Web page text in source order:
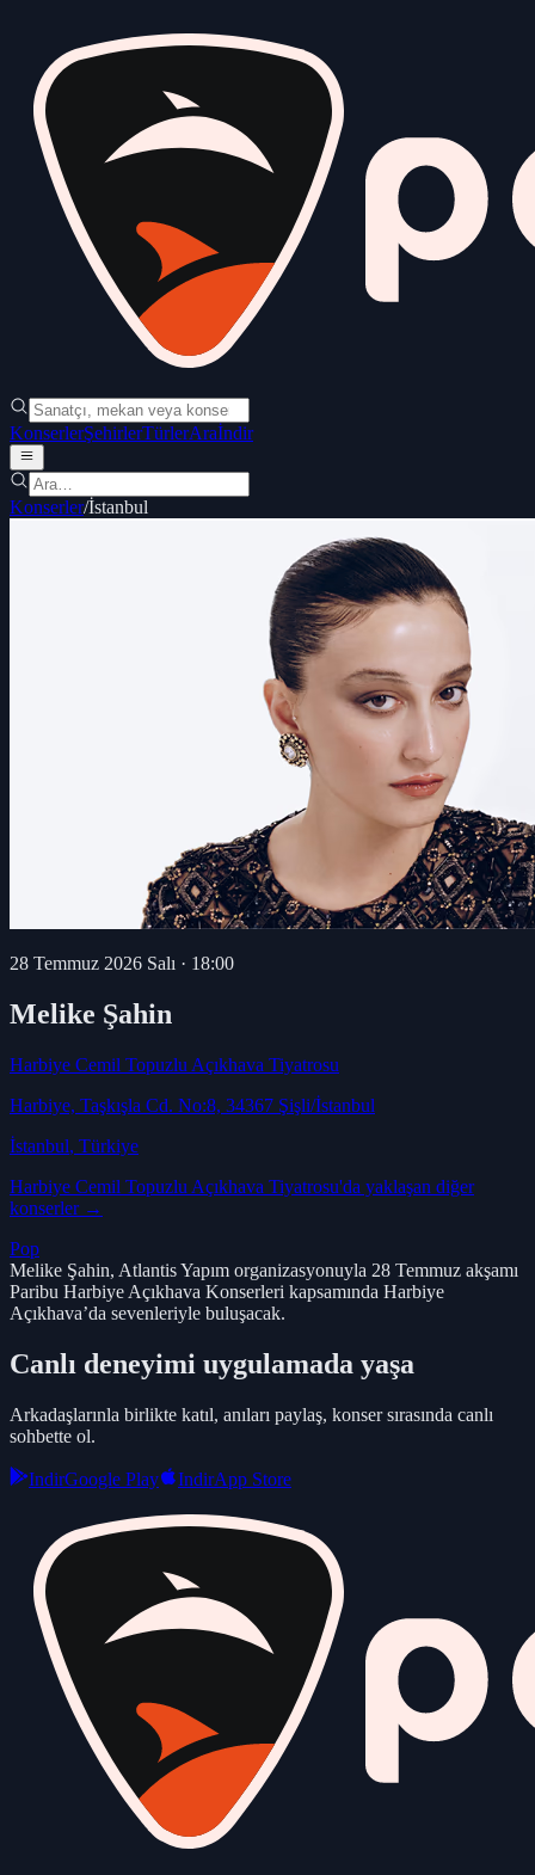
KonserlerŞehirlerTürlerAraİndir
Konserler/İstanbul
28 Temmuz 2026 Salı · 18:00
Melike Şahin
Harbiye Cemil Topuzlu Açıkhava Tiyatrosu
Harbiye, Taşkışla Cd. No:8, 34367 Şişli/İstanbul
İstanbul, Türkiye
Harbiye Cemil Topuzlu Açıkhava Tiyatrosu'da yaklaşan diğer
konserler →
Pop
Melike Şahin, Atlantis Yapım organizasyonuyla 28 Temmuz akşamı
Paribu Harbiye Açıkhava Konserleri kapsamında Harbiye
Açıkhava’da sevenleriyle buluşacak.
Canlı deneyimi uygulamada yaşa
Arkadaşlarınla birlikte katıl, anıları paylaş, konser sırasında canlı
sohbette ol.
IndirGoogle Play IndirApp Store